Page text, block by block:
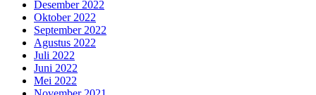
Desember 2022
Oktober 2022
September 2022
Agustus 2022
Juli 2022
Juni 2022
Mei 2022